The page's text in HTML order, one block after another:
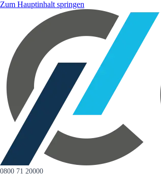
Zum Hauptinhalt springen
0800 71 20000